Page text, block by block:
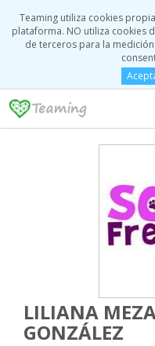
Teaming utiliza cookies
plataforma. NO utiliza cookies
de terceros para la
LILIANA
GONZÁLEZ